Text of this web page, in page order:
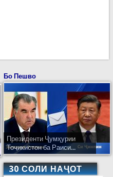
Бо Пешво
Президенти Ҷумҳурии
Тоҷикистон ба Раиси...
30 СОЛИ НАҶОТ